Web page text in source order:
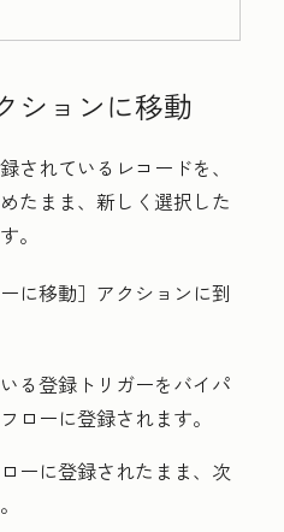
ションに移動
されているレコードを、
たまま、新しく選択した
。
に移動］アクションに到
る登録トリガーをバイパ
ローに登録されます。
ーに登録されたまま、次